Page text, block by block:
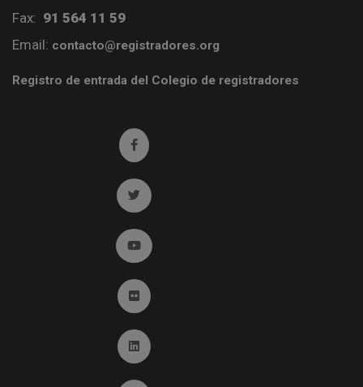
Fax: 91 564 11 59
Email: contacto@registradores.org
Registro de entrada del Colegio de registradores
Ir a facebook (abre en ventana nueva)
Ir a twitter (abre en ventana nueva)
Ir a YouTube (abre en ventana nueva)
Ir a Flickr (abre en ventana nueva)
Ir a Linkedin (abre en ventana nueva)